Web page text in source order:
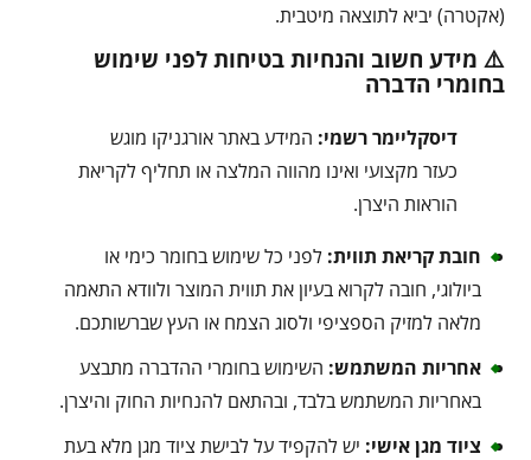
(אקטרה) יביא לתוצאה מיטבית.
⚠️ מידע חשוב והנחיות בטיחות לפני שימוש
בחומרי הדברה
דיסקליימר רשמי: המידע באתר אורגניקו מוגש
כעזר מקצועי ואינו מהווה המלצה או תחליף לקריאת
הוראות היצרן.
חובת קריאת תווית: לפני כל שימוש בחומר כימי או
ביולוגי, חובה לקרוא בעיון את תווית המוצר ולוודא התאמה
מלאה למזיק הספציפי ולסוג הצמח או העץ שברשותכם.
אחריות המשתמש: השימוש בחומרי ההדברה מתבצע
באחריות המשתמש בלבד, ובהתאם להנחיות החוק והיצרן.
ציוד מגן אישי: יש להקפיד על לבישת ציוד מגן מלא בעת